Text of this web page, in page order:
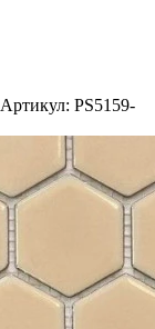
Артикул: PS5159-